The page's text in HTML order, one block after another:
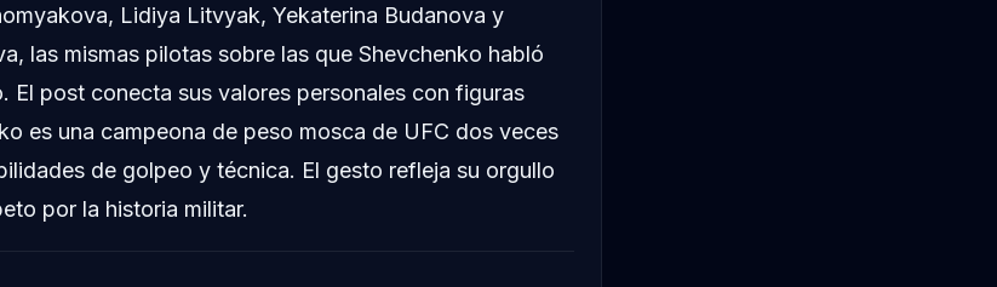
Lidiya Litvyak, Yekaterina Budanova y
las mismas pilotas sobre las que Shevchenko habló
El post conecta sus valores personales con figuras
es una campeona de peso mosca de UFC dos veces
de golpeo y técnica. El gesto refleja su orgullo
por la historia militar.